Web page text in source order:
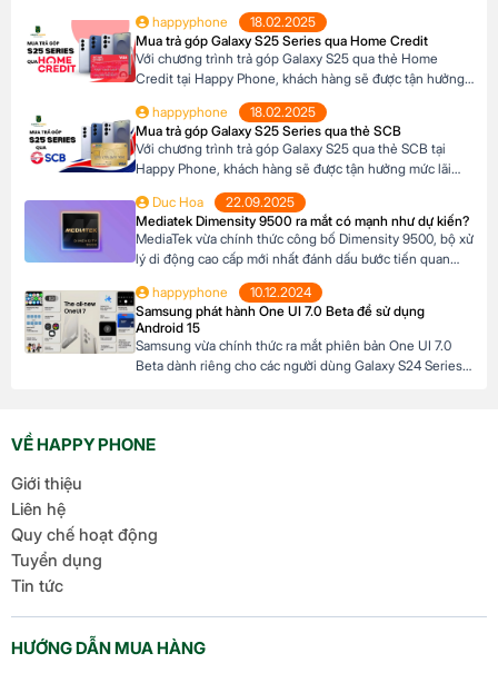
lượng 217g, pin dung lượng lớn 6100mAh và công nghệ
AI tiên tiến, Honor Magic V5 định nghĩa lại chuẩn mực
flagship […]
happyphone
18.02.2025
Mua trả góp Galaxy S25 Series qua Home Credit
Với chương trình trả góp Galaxy S25 qua thẻ Home
Credit tại Happy Phone, khách hàng sẽ được tận hưởng
linh hoạt lựa chọn kỳ hạn trả góp từ 3 đến 12 tháng, phù
hợp với khả năng tài chính của mình. […]
happyphone
18.02.2025
Mua trả góp Galaxy S25 Series qua thẻ SCB
Với chương trình trả góp Galaxy S25 qua thẻ SCB tại
Happy Phone, khách hàng sẽ được tận hưởng mức lãi
suất cực kỳ ưu đãi. Đặc biệt, khách hàng có thể linh hoạt
lựa chọn kỳ hạn trả góp từ 3 đến 12 tháng, phù hợp với
khả năng tài chính của mình. Mục […]
Duc Hoa
22.09.2025
Mediatek Dimensity 9500 ra mắt có mạnh như dự kiến?
MediaTek vừa chính thức công bố Dimensity 9500, bộ xử
lý di động cao cấp mới nhất đánh dấu bước tiến quan
trọng trong dòng sản phẩm flagship của hãng. Với kiến
trúc tiên tiến và các tối ưu hóa tập trung vào hiệu suất,
hiệu quả năng lượng cùng trí tuệ nhân tạo, Dimensity […]
happyphone
10.12.2024
Samsung phát hành One UI 7.0 Beta để sử dụng
Android 15
Samsung vừa chính thức ra mắt phiên bản One UI 7.0
Beta dành riêng cho các người dùng Galaxy S24 Series,
[…]
VỀ HAPPY PHONE
Giới thiệu
Liên hệ
Quy chế hoạt động
Tuyển dụng
Tin tức
HƯỚNG DẪN MUA HÀNG